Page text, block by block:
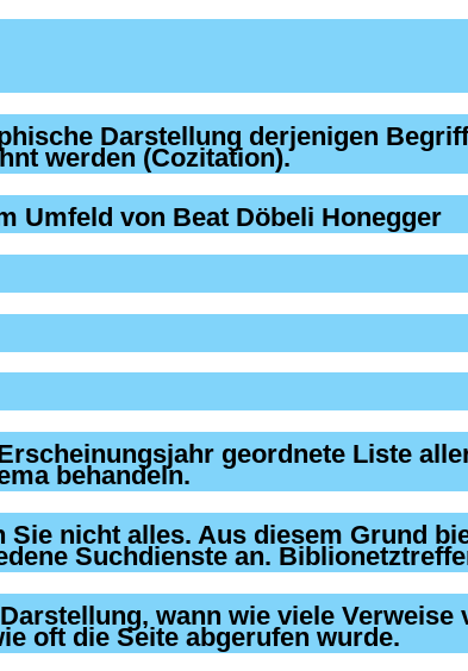
Umfeld von Beat Döbeli Honegger